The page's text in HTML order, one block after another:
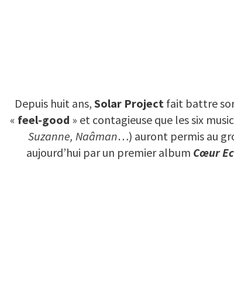
Depuis huit ans, Solar Project fait battre
« feel-good » et contagieuse que les six
Suzanne, Naâman…) auront permis au
aujourd’hui par un premier album Cœur